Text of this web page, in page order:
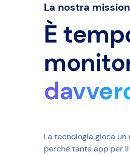
La nostra
È
La tecnologia gioca
perché tante app per